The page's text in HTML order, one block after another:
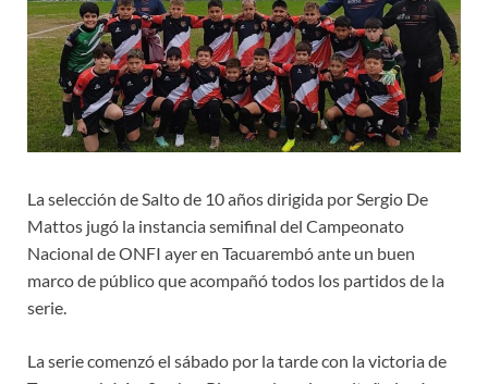
La selección de Salto de 10 años dirigida por Sergio De
Mattos jugó la instancia semifinal del Campeonato
Nacional de ONFI ayer en Tacuarembó ante un buen
marco de público que acompañó todos los partidos de la
serie.
La serie comenzó el sábado por la tarde con la victoria de